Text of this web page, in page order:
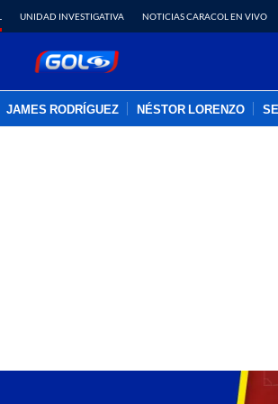
UNIDAD INVESTIGATIVA NOTICIAS CARACOL EN VIVO
JAMES RODRÍGUEZ NÉSTOR LORENZO